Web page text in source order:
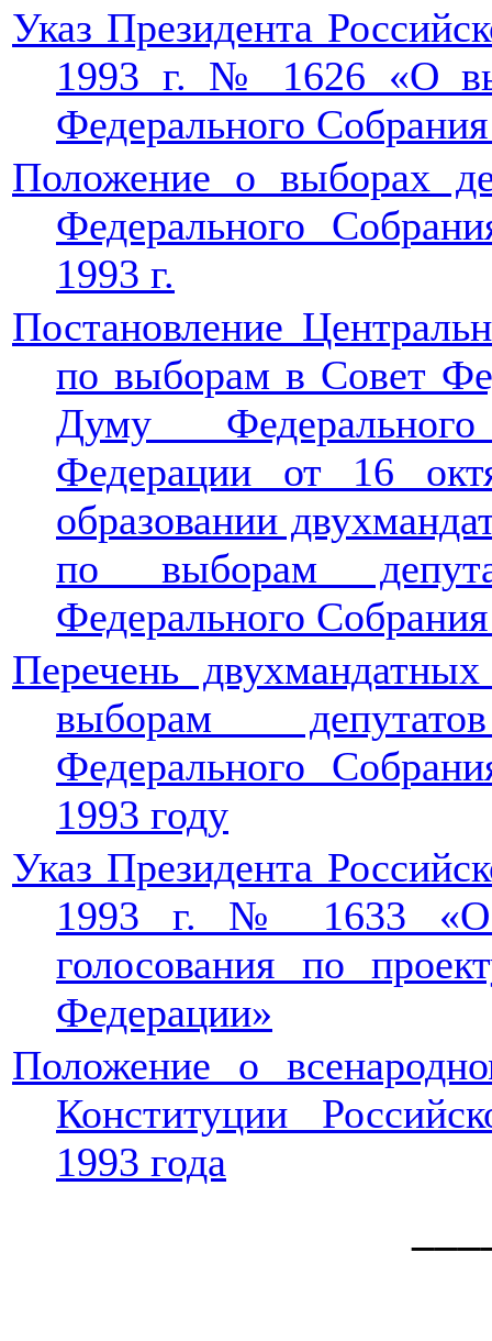
Указ Президента
1993 г. № 1626 «О
Федерального
Положение о выборах
Федерального
1993 г.
Постановление
по выборам в Совет
Думу
Федерации от 16
образовании
по выборам
Федерального
Перечень
выборам
Федерального
1993 году
Указ Президента
1993 г. № 1633 «О
голосования по
Федерации»
Положение о
Конституции
1993 года